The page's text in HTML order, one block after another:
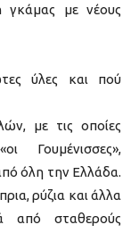
γκάμας με νέους
ύλες και πού
με τις οποίες
Γουμένισσες»,
όλη την Ελλάδα.
ρύζια και άλλα
από σταθερούς